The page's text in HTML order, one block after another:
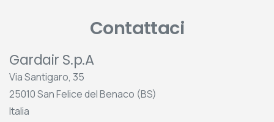
Contattaci
Gardair S.p.A
Via Santigaro, 35
25010 San Felice del Benaco (BS)
Italia